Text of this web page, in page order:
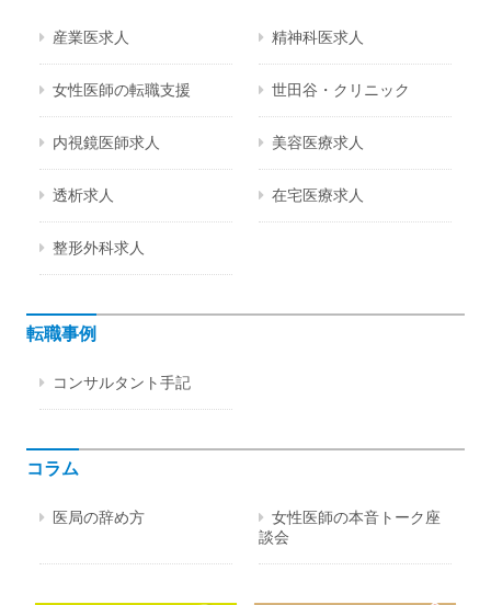
産業医求人 精神科医求人
女性医師の転職支援 世田谷・クリニック
内視鏡医師求人 美容医療求人
透析求人 在宅医療求人
整形外科求人
転職事例
コンサルタント手記
コラム
医局の辞め方
女性医師の本音トーク座
談会